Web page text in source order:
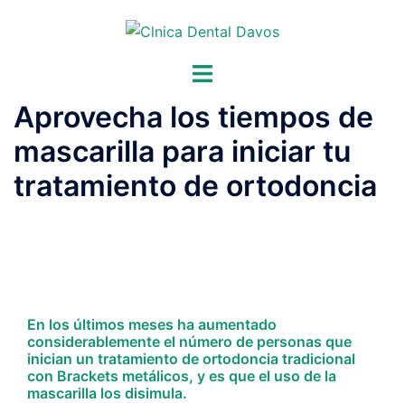
Alternar
Aprovecha los tiempos de
mascarilla para iniciar tu
tratamiento de ortodoncia
En los últimos meses ha aumentado
considerablemente el número de personas que
inician un tratamiento de ortodoncia tradicional
con Brackets metálicos, y es que el uso de la
mascarilla los disimula.